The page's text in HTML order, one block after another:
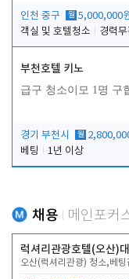
인천 중구 월 5,000,000
객실 및 호텔청소
경력무
부천호텔 키노
급구 청소이모 1명 구
경기 부천시 월
베팅
1년 이상
채용 메인포커
럭셔리관광호텔(오산)
오산(럭셔리관광) 청소,베